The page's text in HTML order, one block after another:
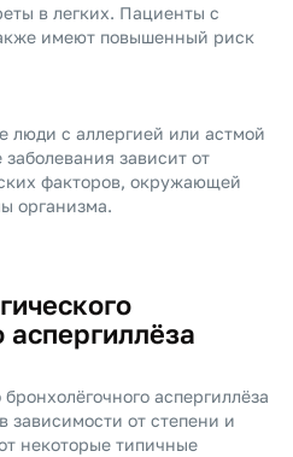
в легких. Пациенты с
имеют повышенный риск
люди с аллергией или астмой
зависит от
факторов, окружающей
организма.
аспергиллёза
аспергиллёза
зависимости от степени и
некоторые типичные